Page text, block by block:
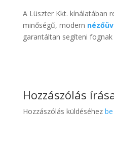
A Lüszter Kkt. kínálatában
minőségű, modern
garantáltan segíteni
Hozzászólás
Hozzászólás küldéséhez